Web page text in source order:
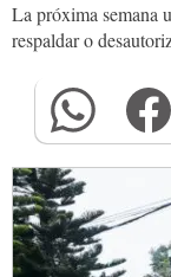
La próxima semana
respaldar o